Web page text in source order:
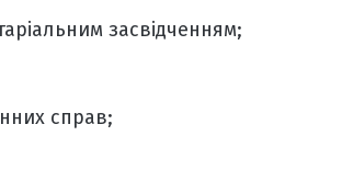
засвідченням;
справ;